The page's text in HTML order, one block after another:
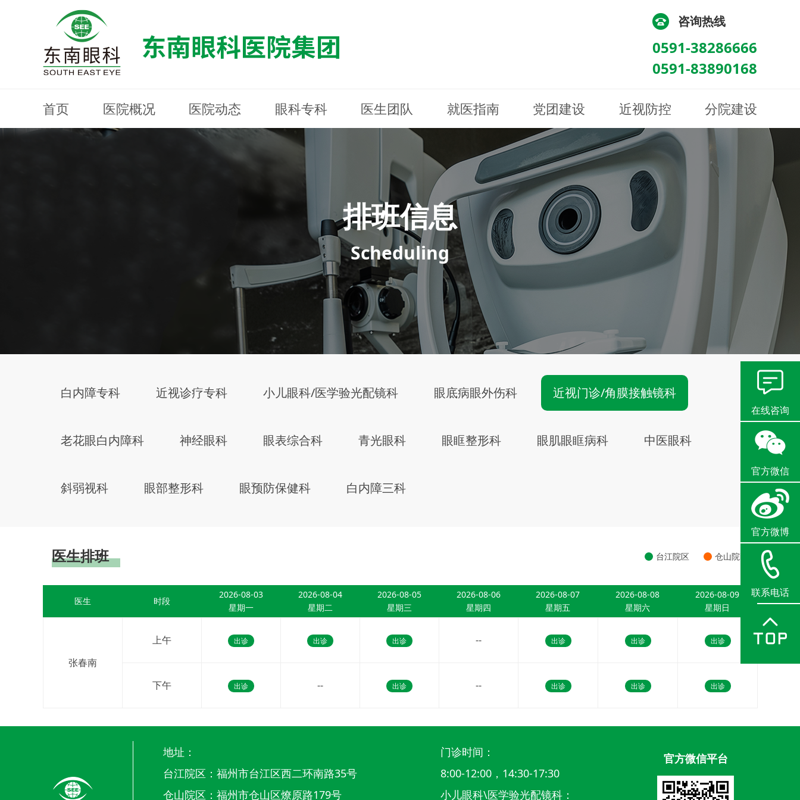
咨询热线
0591-38286666
0591-83890168
首页 医院概况
医院文化
医院动态
学术交流
公益活动 医院招聘
眼科专科
近视诊疗专科 小儿眼科/医学验光配镜科 眼底病眼外伤科
近视门诊/角膜接触镜科 老花眼白内障科 神经眼科 眼表综合科
眼眶整形科 眼肌眼眶病科 中医眼科
眼部整形科 眼预防保健科 白内障三科
医生团队
近视诊疗专科 小儿眼科/医学验光配镜科 眼底病眼外伤科
近视门诊/角膜接触镜科 老花眼白内障科 神经眼科 眼表综合科
眼眶整形科 眼肌眼眶病科 中医眼科
眼部整形科 眼预防保健科 白内障三科
就医指南
住院地图
党团建设 近视防控
防控资讯
分院建设
连江东南眼科医院 晋安东南眼科诊所 南京东南眼科医院
合肥东南眼科医院 佰视佳眼科
排班信息
Scheduling
白内障专科 近视诊疗专科 小儿眼科/医学验光配镜科 眼底病眼外伤科 近视门诊/角膜接触镜科
老花眼白内障科 神经眼科 眼表综合科 青光眼科 眼眶整形科 眼肌眼眶病科 中医眼科
斜弱视科 眼部整形科 眼预防保健科 白内障三科
医生排班 台江院区 仓山院区
医生 时段
2026-08-03
星期一
2026-08-04
星期二
2026-08-05
星期三
2026-08-06
星期四
2026-08-07
星期五
2026-08-08
星期六
2026-08-09
星期日
张春南
上午 出诊 出诊 出诊 -- 出诊 出诊 出诊
下午 出诊 -- 出诊 -- 出诊 出诊 出诊
在线咨询
官方微信
官方微博
联系电话
地址：
台江院区：福州市台江区西二环南路35号
仓山院区：福州市仓山区燎原路179号
门诊时间：
8:00-12:00，14:30-17:30
小儿眼科\医学验光配镜科：
官方微信平台